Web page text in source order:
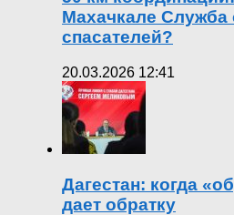
Махачкале Служба
спасателей?
20.03.2026 12:41
Дагестан: когда
дает обратку